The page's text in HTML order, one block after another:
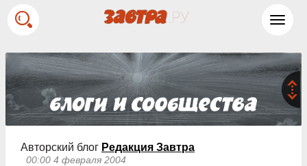
Авторский блог Редакция Завтра
00:00 4 февраля 2004